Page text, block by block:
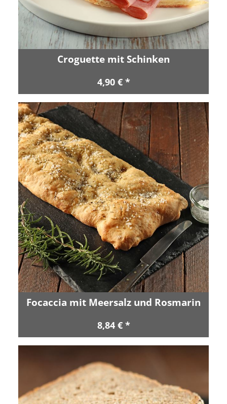
Croguette mit Schinken
4,90 € *
Focaccia mit Meersalz und Rosmarin
8,84 € *